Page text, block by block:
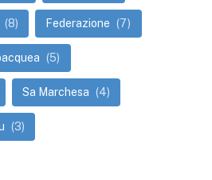
(8) Federazione (7)
(5)
Sa Marchesa (4)
(3)